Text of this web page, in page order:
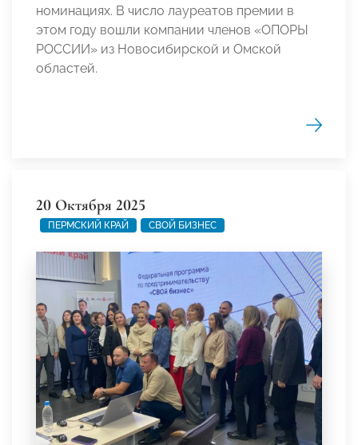
номинациях. В число лауреатов премии в
этом году вошли компании членов «ОПОРЫ
РОССИИ» из Новосибирской и Омской
областей.
20 Октября 2025
ПЕРМСКИЙ КРАЙ СВОЙ БИЗНЕС